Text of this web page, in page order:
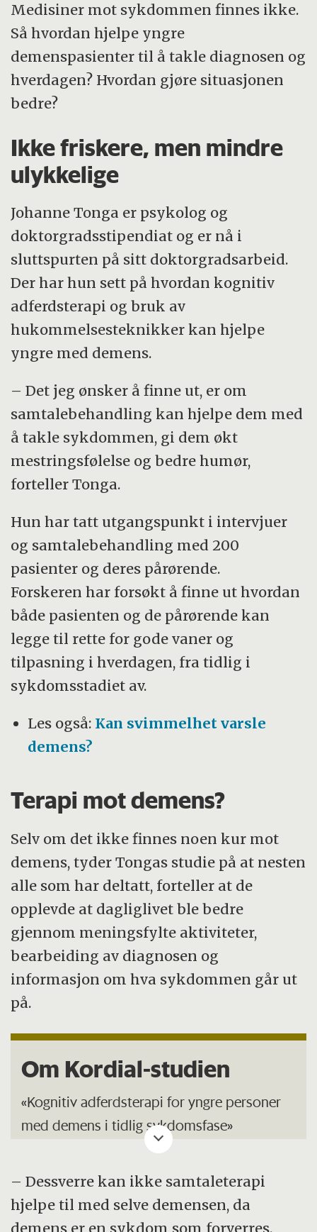
Medisiner mot sykdommen finnes ikke.
Så hvordan hjelpe yngre
demenspasienter til å takle diagnosen og
hverdagen? Hvordan gjøre situasjonen
bedre?
Ikke friskere, men mindre
ulykkelige
Johanne Tonga er psykolog og
doktorgradsstipendiat og er nå i
sluttspurten på sitt doktorgradsarbeid.
Der har hun sett på hvordan kognitiv
adferdsterapi og bruk av
hukommelsesteknikker kan hjelpe
yngre med demens.
– Det jeg ønsker å finne ut, er om
samtalebehandling kan hjelpe dem med
å takle sykdommen, gi dem økt
mestringsfølelse og bedre humør,
forteller Tonga.
Hun har tatt utgangspunkt i intervjuer
og samtalebehandling med 200
pasienter og deres pårørende.
Forskeren har forsøkt å finne ut hvordan
både pasienten og de pårørende kan
legge til rette for gode vaner og
tilpasning i hverdagen, fra tidlig i
sykdomsstadiet av.
Les også: Kan svimmelhet varsle
demens?
Terapi mot demens?
Selv om det ikke finnes noen kur mot
demens, tyder Tongas studie på at nesten
alle som har deltatt, forteller at de
opplevde at dagliglivet ble bedre
gjennom meningsfylte aktiviteter,
bearbeiding av diagnosen og
informasjon om hva sykdommen går ut
på.
Om Kordial-studien
«Kognitiv adferdsterapi for yngre personer
med demens i tidlig sykdomsfase»
studert personer med demens i tidlig
sykdomsfase, der halvdelen av de inkluderte
– Dessverre kan ikke samtaleterapi
hjelpe til med selve demensen, da
demens er en sykdom som forverres.